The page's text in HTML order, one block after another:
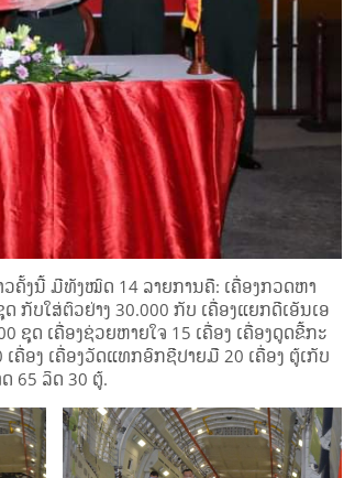
ງນີ້ ມີທັງໝົດ 14 ລາຍການຄື: ເຄື່ອງກວດຫາ
ກັບໃສ່ຕົວຢ່າງ 30.000 ກັບ ເຄື່ອງແຍກດີເອັນເອ
ຊຸດ ເຄື່ອງຊ່ວຍຫາຍໃຈ 15 ເຄື່ອງ ເຄື່ອງດູດຂີ້ກະ
ຄື່ອງ ເຄື່ອງວັດແທກອົກຊີປາຍມື 20 ເຄື່ອງ ຕູ້ເກັບ
65 ລິດ 30 ຕູ້.